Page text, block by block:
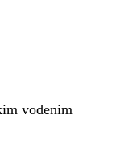
vodenim